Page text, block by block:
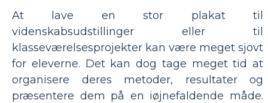
At lave en stor plakat til
videnskabsudstillinger eller til
klasseværelsesprojekter kan være meget sjovt
for eleverne. Det kan dog tage meget tid at
organisere deres metoder, resultater og
præsentere dem på en iøjnefaldende måde.